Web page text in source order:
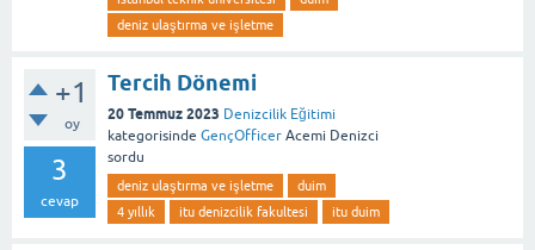
deniz ulaştırma ve işletme
+1
oy
3
cevap
Tercih Dönemi
20 Temmuz 2023 Denizcilik Eğitimi
kategorisinde GençOfficer Acemi Denizci
sordu
deniz ulaştırma ve işletme
duim
4 yıllık
itu denizcilik fakultesi itu duim